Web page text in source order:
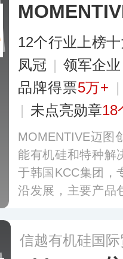
12个行业上榜
凤冠 | 领军企
品牌得票5万+
| 未点亮勋章18
MOMENTIVE迈图
能有机硅和特种解
于韩国KCC集团，
沿发展，主要产品
和标签制造中具有
信越有机硅国